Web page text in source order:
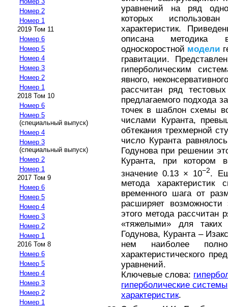
Номер 2
Номер 1
2019 Том 11
Номер 6
Номер 5
Номер 4
Номер 3
Номер 2
Номер 1
2018 Том 10
Номер 6
Номер 5
(специальный выпуск)
Номер 4
Номер 3
(специальный выпуск)
Номер 2
Номер 1
2017 Том 9
Номер 6
Номер 5
Номер 4
Номер 3
Номер 2
Номер 1
2016 Том 8
Номер 6
Номер 5
Номер 4
Номер 3
Номер 2
Номер 1
уравнений на ряд
которых
характеристик.
описана методика
односкоростной модели
гравитации.
гиперболическим
явного,
рассчитан ряд
предлагаемого подхода
точек в шаблон схемы
числами Куранта,
обтекания трехмерной
число Куранта
Годунова при решении
Куранта, при котором
значение 0.13 × 10−2.
метода характеристик
временного шага от
расширяет
этого метода рассчитан
«тяжелыми» для
Годунова, Куранта –
нем наиболее полно
характеристического
уравнений.
Ключевые слова:
гиперболические системы
характеристик.